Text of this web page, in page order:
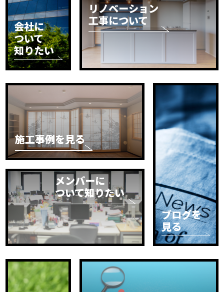
会社に
ついて
知りたい
リノベーション
工事について
施工事例を見る
メンバーに
ついて知りたい
ブログを
見る